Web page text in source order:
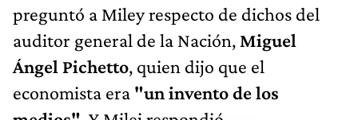
preguntó a Miley respecto de dichos del
auditor general de la Nación, Miguel
Ángel Pichetto, quien dijo que el
economista era "un invento de los